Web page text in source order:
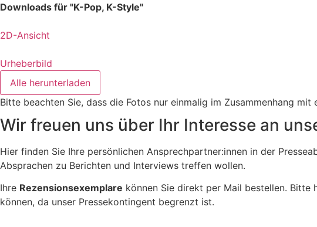
Downloads für "K-Pop, K-Style"
2D-Ansicht
Urheberbild
Alle herunterladen
Bitte beachten Sie, dass die Fotos nur einmalig im Zusammenhang
Wir freuen uns über Ihr Interesse an
Hier finden Sie Ihre persönlichen Ansprechpartner:innen in der
Absprachen zu Berichten und Interviews treffen wollen.
Ihre Rezensionsexemplare können Sie direkt per Mail bestellen. Bitte
können, da unser Pressekontingent begrenzt ist.